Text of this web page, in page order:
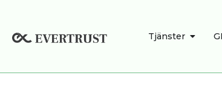
innehåll
Tjänster